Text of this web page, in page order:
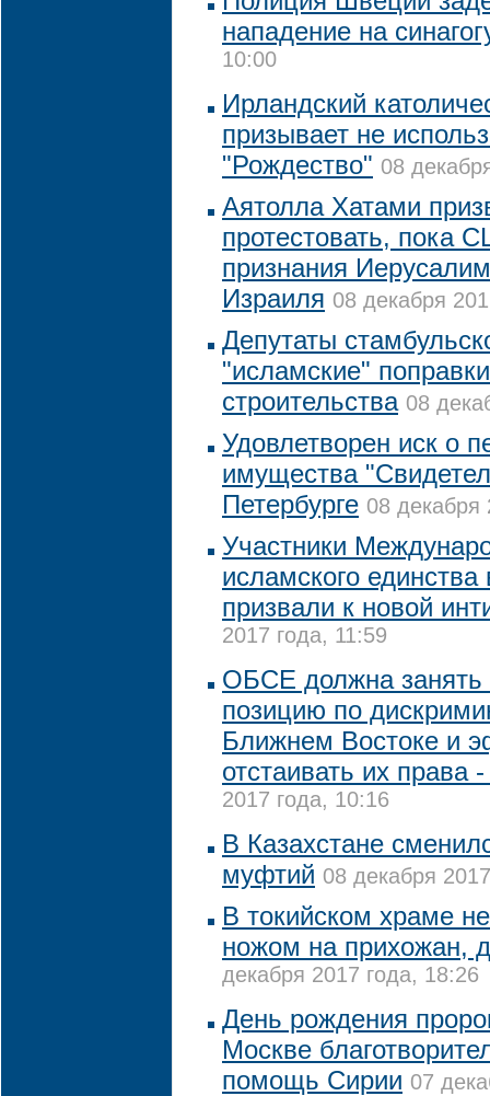
нападение на
10:00
Ирландский
призывает не
"Рождество" 08
Аятолла Хатами
протестовать, пока
признания
Израиля 08 декабря
Депутаты
"исламские"
строительства 08
Удовлетворен иск о
имущества
Петербурге 08 декабря
Участники
исламского единства
призвали к новой
2017 года, 11:59
ОБСЕ должна занять
позицию по
Ближнем Востоке и
отстаивать их права
2017 года, 10:16
В Казахстане
муфтий 08 декабря
В токийском храме
ножом на прихожан,
декабря 2017 года, 18:26
День рождения
Москве
помощь Сирии 07